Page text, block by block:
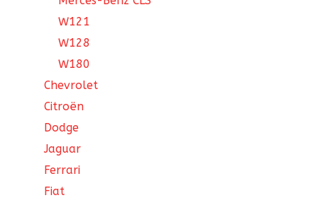
W121
W128
W180
Chevrolet
Citroën
Dodge
Jaguar
Ferrari
Fiat